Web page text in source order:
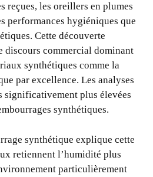
reçues, les oreillers en plumes
performances hygiéniques que
Cette découverte
discours commercial dominant
synthétiques comme la
par excellence. Les analyses
significativement plus élevées
synthétiques.
synthétique explique cette
retiennent l’humidité plus
particulièrement